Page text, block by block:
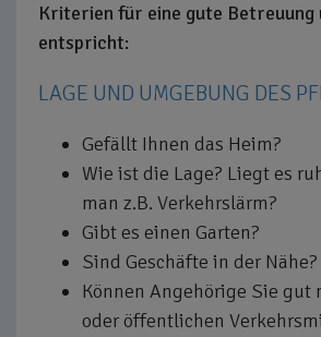
Kriterien für eine gute Betreuung
entspricht:
LAGE UND UMGEBUNG DES
Gefällt Ihnen das Heim?
Wie ist die Lage? Liegt es
man z.B. Verkehrslärm?
Gibt es einen Garten?
Sind Geschäfte in der Nähe?
Können Angehörige Sie gut
oder öffentlichen